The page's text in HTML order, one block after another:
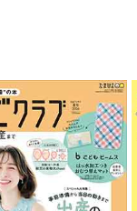
長男の頑張りに拍